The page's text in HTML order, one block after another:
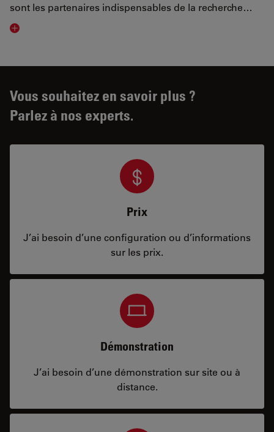
sont les partenaires indispensables de la recherche…
Visit related page
Vous souhaitez en savoir plus ?
Parlez à nos experts.
Prix
J’ai besoin d’une configuration ou d’informations
sur les prix.
Démonstration
J’ai besoin d’une démonstration sur site ou à
distance.